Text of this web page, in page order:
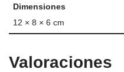
Dimensiones
12 × 8 × 6 cm
Valoraciones